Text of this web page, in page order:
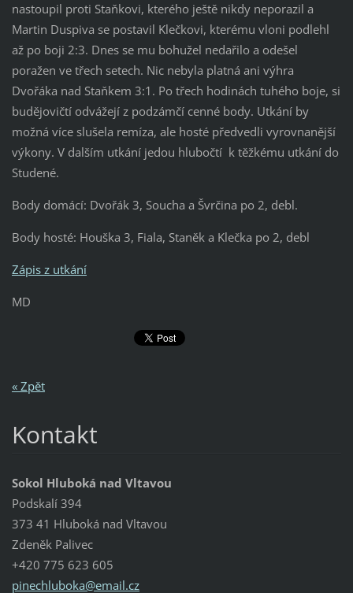
nastoupil proti Staňkovi, kterého ještě nikdy neporazil a
Martin Duspiva se postavil Klečkovi, kterému vloni podlehl
až po boji 2:3. Dnes se mu bohužel nedařilo a odešel
poražen ve třech setech. Nic nebyla platná ani výhra
Dvořáka nad Staňkem 3:1. Po třech hodinách tuhého boje, si
budějovičtí odvážejí z podzámčí cenné body. Utkání by
možná více slušela remíza, ale hosté předvedli vyrovnanější
výkony. V dalším utkání jedou hlubočtí k těžkému utkání do
Studené.
Body domácí: Dvořák 3, Soucha a Švrčina po 2, debl.
Body hosté: Houška 3, Fiala, Staněk a Klečka po 2, debl
Zápis z utkání
MD
« Zpět
Kontakt
Sokol Hluboká nad Vltavou
Podskalí 394
373 41 Hluboká nad Vltavou
Zdeněk Palivec
+420 775 623 605
pinechluboka@email.cz